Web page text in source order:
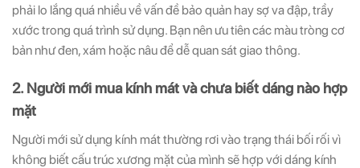
phải lo lắng quá nhiều về vấn đề bảo quản hay sợ va đập, trầy
xước trong quá trình sử dụng. Bạn nên ưu tiên các màu tròng cơ
bản như đen, xám hoặc nâu để dễ quan sát giao thông.
2. Người mới mua kính mát và chưa biết dáng nào hợp
mặt
Người mới sử dụng kính mát thường rơi vào trạng thái bối rối vì
không biết cấu trúc xương mặt của mình sẽ hợp với dáng kính